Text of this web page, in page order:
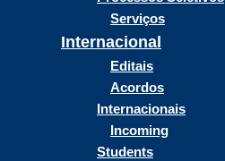
Serviços
Internacional
Editais
Acordos
Internacionais
Incoming
Students